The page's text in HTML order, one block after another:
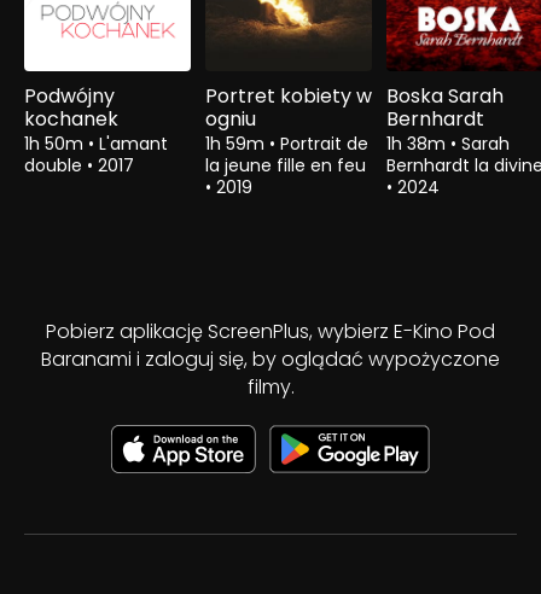
Podwójny
kochanek
1h 50m • L'amant
double • 2017
Portret kobiety w
ogniu
1h 59m • Portrait de
la jeune fille en feu
• 2019
Boska Sarah
Bernhardt
1h 38m • Sarah
Bernhardt la
• 2024
Pobierz aplikację ScreenPlus, wybierz E-Kino Pod
Baranami i zaloguj się, by oglądać wypożyczone
filmy.